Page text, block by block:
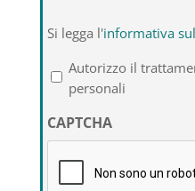
legga
l'informativa
sulla
privacy
*
Si legga l'informativa
Autorizzo il
personali
CAPTCHA